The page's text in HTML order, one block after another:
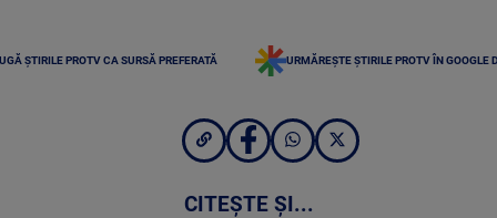
ȘTIRILE PROTV CA SURSĂ PREFERATĂ URMĂREȘTE ȘTIRILE PROTV ÎN GOOGLE
CITEȘTE ȘI...